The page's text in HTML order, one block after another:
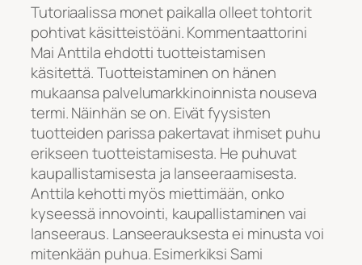
Tutoriaalissa monet paikalla olleet tohtorit
pohtivat käsitteistöäni. Kommentaattorini
Mai Anttila ehdotti tuotteistamisen
käsitettä. Tuotteistaminen on hänen
mukaansa palvelumarkkinoinnista nouseva
termi. Näinhän se on. Eivät fyysisten
tuotteiden parissa pakertavat ihmiset puhu
erikseen tuotteistamisesta. He puhuvat
kaupallistamisesta ja lanseeraamisesta.
Anttila kehotti myös miettimään, onko
kyseessä innovointi, kaupallistaminen vai
lanseeraus. Lanseerauksesta ei minusta voi
mitenkään puhua. Esimerkiksi Sami